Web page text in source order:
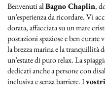
Benvenuti alBagno Chaplin,
un’esperienza da ricordare. Vi
dorata, affacciata su un mare
postazioni spaziose e ben
la brezza marina e la tranquillità
un’estate di puro relax. La
dedicati anche a persone con
inclusiva e senza barriere. I